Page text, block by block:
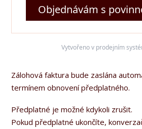
Objednávám s
Vytvořeno v prodejním
Zálohová faktura bude zaslána
termínem obnovení předplatného.
Předplatné je možné kdykoli zrušit.
Pokud předplatné ukončíte,